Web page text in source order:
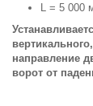
L = 5 000
направление
ворот от